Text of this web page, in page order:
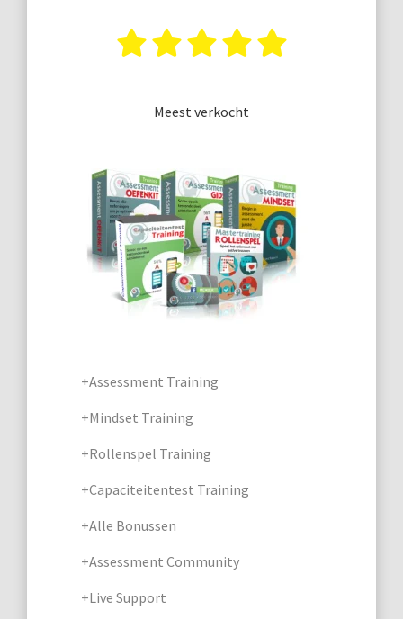
Meest verkocht
+Assessment Training
+Mindset Training
+Rollenspel Training
+Capaciteitentest Training
+Alle Bonussen
+Assessment Community
+Live Support